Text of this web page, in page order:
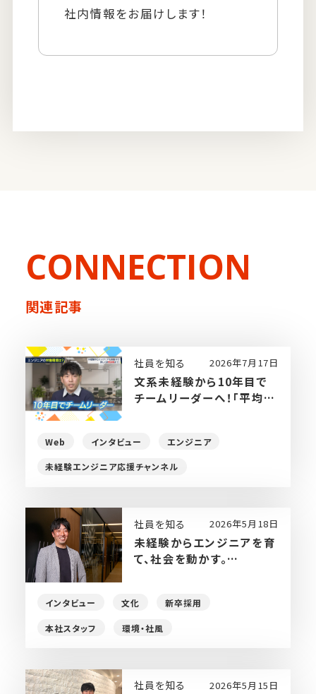
社内情報をお届けします！
CONNECTION
関連記事
社員を知る 2026年7月17日
文系未経験から10年目で
チームリーダーへ！「平均年
キャリアのリアル
Web インタビュー エンジニア
未経験エンジニア応援チャンネル
社員を知る 2026年5月18日
未経験からエンジニアを育
て、社会を動かす。
インタビュー 文化 新卒採用
本社スタッフ 環境・社風
社員を知る 2026年5月15日